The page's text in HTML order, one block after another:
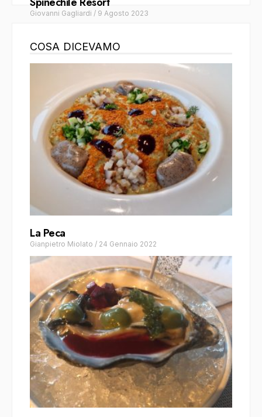
Giovanni Gagliardi / 9 Agosto 2023
COSA DICEVAMO
La Peca
Gianpietro Miolato / 24 Gennaio 2022